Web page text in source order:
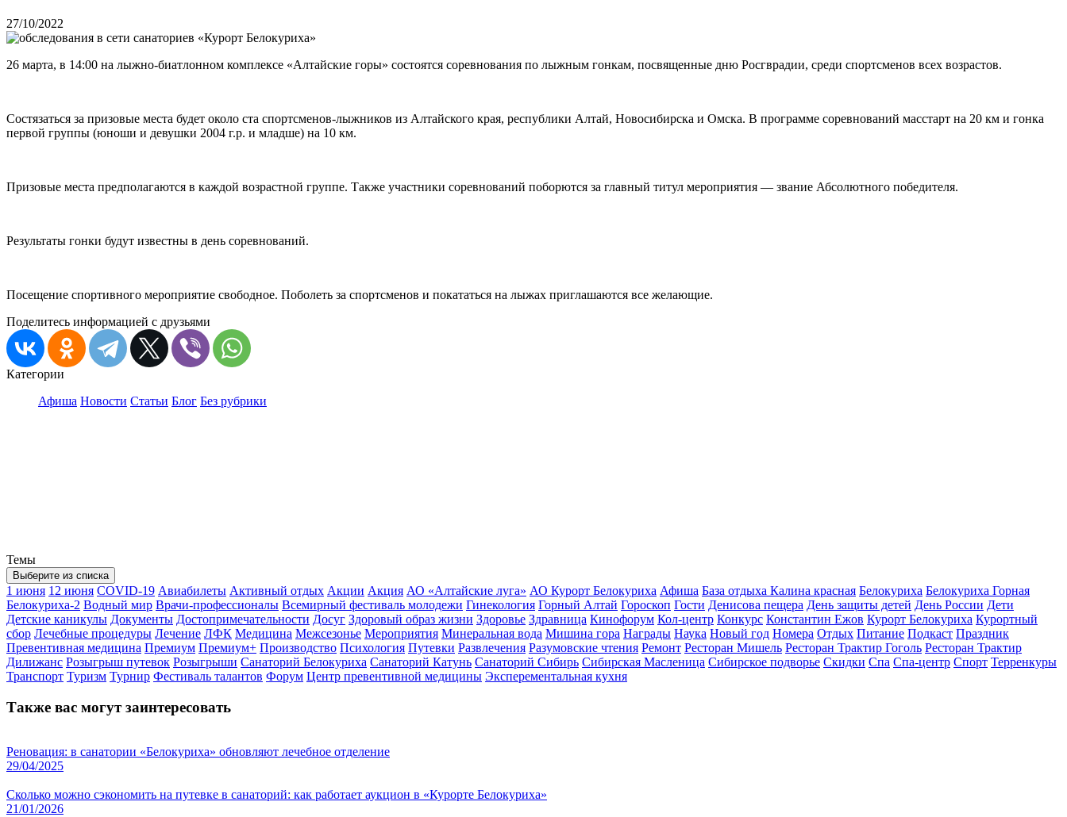
27/10/2022
26 марта, в 14:00 на лыжно-биатлонном комплексе «Алтайские горы» состоятся соревнования по лыжным гонкам, посвященные дню Росгврадии, среди спортсменов всех возрастов.
Состязаться за призовые места будет около ста спортсменов-лыжников из Алтайского края, республики Алтай, Новосибирска и Омска. В программе соревнований масстарт на 20 км и гонка
первой группы (юноши и девушки 2004 г.р. и младше) на 10 км.
Призовые места предполагаются в каждой возрастной группе. Также участники соревнований поборются за главный титул мероприятия — звание Абсолютного победителя.
Результаты гонки будут известны в день соревнований.
Посещение спортивного мероприятие свободное. Поболеть за спортсменов и покататься на лыжах приглашаются все желающие.
Поделитесь информацией с друзьями
Категории
Афиша Новости Статьи Блог Без рубрики
Темы
Выберите из списка
1 июня 12 июня COVID-19 Авиабилеты Активный отдых Акции Акция АО «Алтайские луга» АО Курорт Белокуриха Афиша База отдыха Калина красная Белокуриха Белокуриха Горная
Белокуриха-2 Водный мир Врачи-профессионалы Всемирный фестиваль молодежи Гинекология Горный Алтай Гороскоп Гости Денисова пещера День защиты детей День России Дети
Детские каникулы Документы Достопримечательности Досуг Здоровый образ жизни Здоровье Здравница Кинофорум Кол-центр Конкурс Константин Ежов Курорт Белокуриха Курортный
сбор Лечебные процедуры Лечение ЛФК Медицина Межсезонье Мероприятия Минеральная вода Мишина гора Награды Наука Новый год Номера Отдых Питание Подкаст Праздник
Превентивная медицина Премиум Премиум+ Производство Психология Путевки Развлечения Разумовские чтения Ремонт Ресторан Мишель Ресторан Трактир Гоголь Ресторан Трактир
Дилижанс Розыгрыш путевок Розыгрыши Санаторий Белокуриха Санаторий Катунь Санаторий Сибирь Сибирская Масленица Сибирское подворье Скидки Спа Спа-центр Спорт Терренкуры
Транспорт Туризм Турнир Фестиваль талантов Форум Центр превентивной медицины Эксперементальная кухня
Также вас могут заинтересовать
Реновация: в санатории «Белокуриха» обновляют лечебное отделение
29/04/2025
Сколько можно сэкономить на путевке в санаторий: как работает аукцион в «Курорте Белокуриха»
21/01/2026